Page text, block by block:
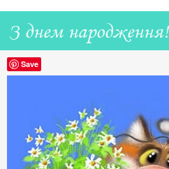
З днем народження!
Save